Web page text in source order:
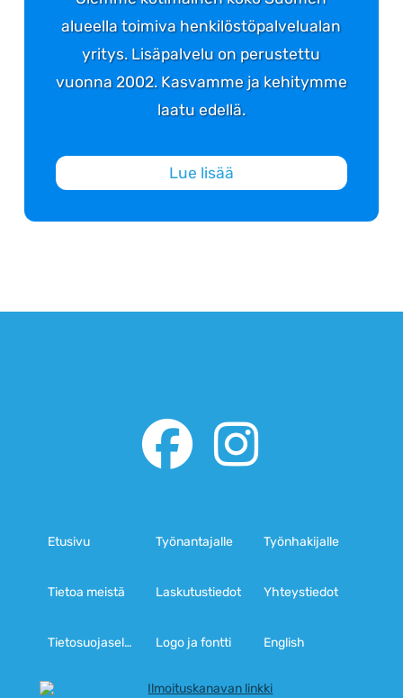
alueella toimiva henkilöstöpalvelualan
yritys. Lisäpalvelu on perustettu
vuonna 2002. Kasvamme ja kehitymme
laatu edellä.
Lue lisää
Etusivu Työnantajalle Työnhakijalle
Tietoa meistä Laskutustiedot Yhteystiedot
Tietosuojaseloste Logo ja fontti English
Ilmoituskanavan linkki